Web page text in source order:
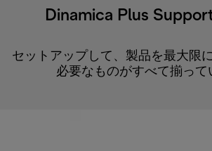
Dinamica Plus
セットアップして、製品を最大限
必要なものがすべて揃って